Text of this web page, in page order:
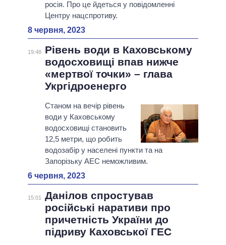
росія. Про це йдеться у повідомленні
Центру нацспротиву.
8 червня, 2023
19:48
Рівень води в Каховському
водосховищі впав нижче
«мертвої точки» – глава
Укргідроенерго
Станом на вечір рівень
води у Каховському
водосховищі становить
12,5 метри, що робить
водозабір у населені пункти та на
Запорізьку АЕС неможливим.
6 червня, 2023
15:01
Данілов спростував
російські наративи про
причетність України до
підриву Каховської ГЕС